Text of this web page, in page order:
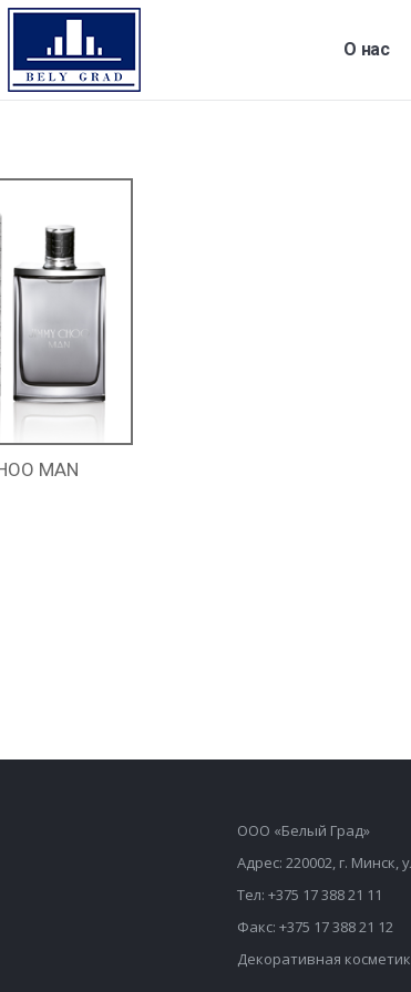
О нас
MAN
ООО «Белый Град»
Адрес: 220002, г. Минск,
Тел: +375 17 388 21 11
Факс: +375 17 388 21 12
Декоративная